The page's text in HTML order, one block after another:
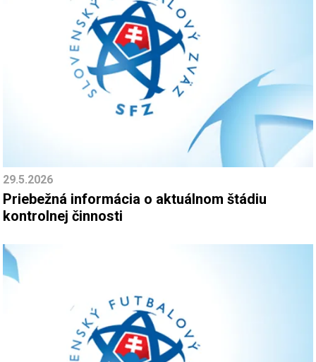
29.5.2026
Priebežná informácia o aktuálnom štádiu
kontrolnej činnosti